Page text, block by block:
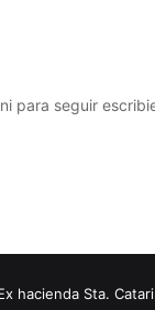
para seguir
Sta.